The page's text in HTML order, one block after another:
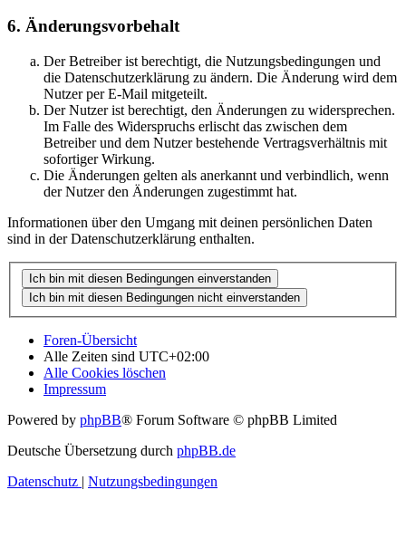
6. Änderungsvorbehalt
Der Betreiber ist berechtigt, die Nutzungsbedingungen und
die Datenschutzerklärung zu ändern. Die Änderung wird dem
Nutzer per E-Mail mitgeteilt.
Der Nutzer ist berechtigt, den Änderungen zu widersprechen.
Im Falle des Widerspruchs erlischt das zwischen dem
Betreiber und dem Nutzer bestehende Vertragsverhältnis mit
sofortiger Wirkung.
Die Änderungen gelten als anerkannt und verbindlich, wenn
der Nutzer den Änderungen zugestimmt hat.
Informationen über den Umgang mit deinen persönlichen Daten
sind in der Datenschutzerklärung enthalten.
Foren-Übersicht
Alle Zeiten sind UTC+02:00
Alle Cookies löschen
Impressum
Powered by phpBB® Forum Software © phpBB Limited
Deutsche Übersetzung durch phpBB.de
Datenschutz | Nutzungsbedingungen